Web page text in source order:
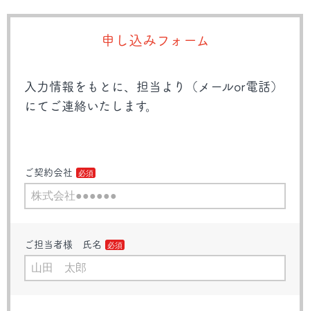
申し込みフォーム
入力情報をもとに、担当より（メールor電話）
にてご連絡いたします。
ご契約会社
ご担当者様 氏名